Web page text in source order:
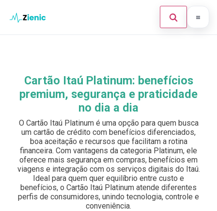
Abrir
Investimento
Legal
Buscar:
Pulsa Enter para buscar o ESC para cerrar.
Cartão Itaú Platinum: benefícios
premium, segurança e praticidade
no dia a dia
O Cartão Itaú Platinum é uma opção para quem busca
um cartão de crédito com benefícios diferenciados,
boa aceitação e recursos que facilitam a rotina
financeira. Com vantagens da categoria Platinum, ele
oferece mais segurança em compras, benefícios em
viagens e integração com os serviços digitais do Itaú.
Ideal para quem quer equilíbrio entre custo e
benefícios, o Cartão Itaú Platinum atende diferentes
perfis de consumidores, unindo tecnologia, controle e
conveniência.